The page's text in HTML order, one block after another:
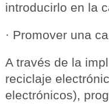
introducirlo en la
· Promover una
A través de la
reciclaje
electrónicos),